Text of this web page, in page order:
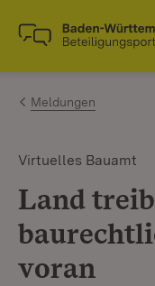
Zum Inhalt
Link zur Startseite
Meldungen
Virtuelles Bauamt
Land
voran